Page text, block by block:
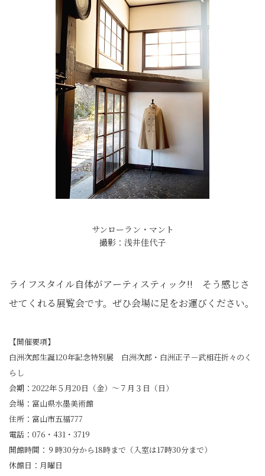
サンローラン・マント
撮影：浅井佳代子
ライフスタイル自体がアーティスティック!! そう感じさ
せてくれる展覧会です。ぜひ会場に足をお運びください。
【開催要項】
白洲次郎生誕120年記念特別展 白洲次郎・白洲正子－武相荘折々のく
らし
会期：2022年５月20日（金）～７月３日（日）
会場：富山県水墨美術館
住所：富山市五福777
電話：076・431・3719
開館時間：９時30分から18時まで（入室は17時30分まで）
休館日：月曜日